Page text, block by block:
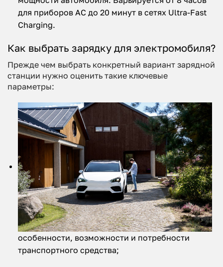
для приборов AC до 20 минут в сетях Ultra-Fast
Charging.
Как выбрать зарядку для электромобиля?
Прежде чем выбрать конкретный вариант зарядной
станции нужно оценить такие ключевые
параметры:
особенности, возможности и потребности
транспортного средства;